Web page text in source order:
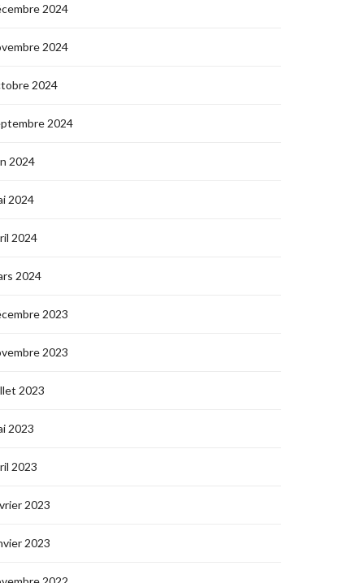
2024
2024
2024
2024
2024
2024
2024
2024
2023
2023
2023
2023
2023
2023
2023